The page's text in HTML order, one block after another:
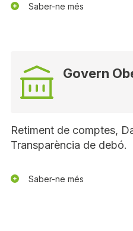
Saber-ne més
Govern
Retiment de comptes,
Transparència de debó.
Saber-ne més